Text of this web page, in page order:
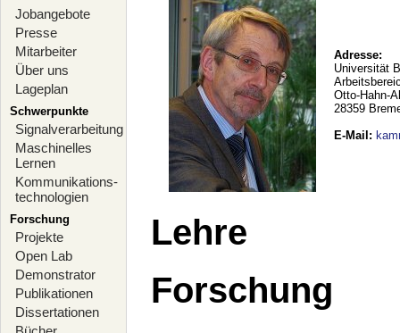
Jobangebote
Presse
Mitarbeiter
Über uns
Lageplan
Schwerpunkte
Signalverarbeitung
Maschinelles
Lernen
Kommunikations-
technologien
Forschung
Projekte
Open Lab
Demonstrator
Publikationen
Dissertationen
Adresse:
Universität
Otto-Hahn-
28359
E-Mail :
Lehre
Forschung